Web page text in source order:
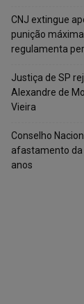
CNJ extingue
punição
regulamenta
Justiça de SP
Alexandre de
Vieira
Conselho
afastamento da
anos